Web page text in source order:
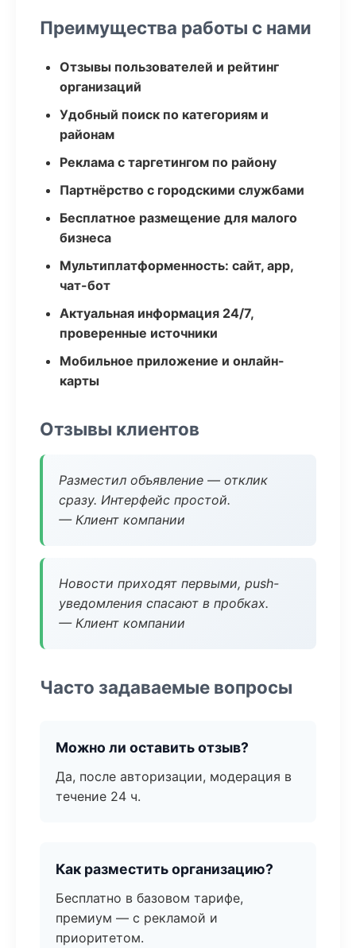
Преимущества работы с нами
Отзывы пользователей и рейтинг
организаций
Удобный поиск по категориям и
районам
Реклама с таргетингом по району
Партнёрство с городскими службами
Бесплатное размещение для малого
бизнеса
Мультиплатформенность: сайт, app,
чат-бот
Актуальная информация 24/7,
проверенные источники
Мобильное приложение и онлайн-
карты
Отзывы клиентов
Разместил объявление — отклик
сразу. Интерфейс простой.
— Клиент компании
Новости приходят первыми, push-
уведомления спасают в пробках.
— Клиент компании
Часто задаваемые вопросы
Можно ли оставить отзыв?
Да, после авторизации, модерация в
течение 24 ч.
Как разместить организацию?
Бесплатно в базовом тарифе,
премиум — с рекламой и
приоритетом.